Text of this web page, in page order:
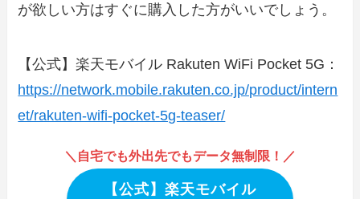
が欲しい方はすぐに購入した方がいいでしょう。
【公式】楽天モバイル Rakuten WiFi Pocket 5G：
https://network.mobile.rakuten.co.jp/product/intern
et/rakuten-wifi-pocket-5g-teaser/
＼自宅でも外出先でもデータ無制限！／
【公式】楽天モバイル